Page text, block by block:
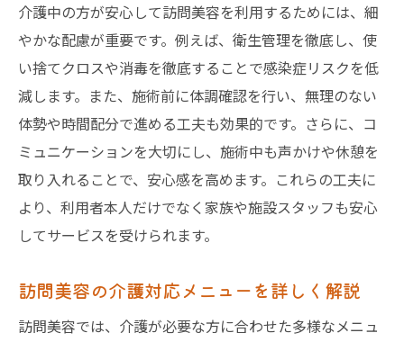
介護中の方が安心して訪問美容を利用するためには、細
やかな配慮が重要です。例えば、衛生管理を徹底し、使
い捨てクロスや消毒を徹底することで感染症リスクを低
減します。また、施術前に体調確認を行い、無理のない
体勢や時間配分で進める工夫も効果的です。さらに、コ
ミュニケーションを大切にし、施術中も声かけや休憩を
取り入れることで、安心感を高めます。これらの工夫に
より、利用者本人だけでなく家族や施設スタッフも安心
してサービスを受けられます。
訪問美容の介護対応メニューを詳しく解説
訪問美容では、介護が必要な方に合わせた多様なメニュ